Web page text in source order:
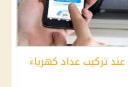
تركيب عداد كهرباء